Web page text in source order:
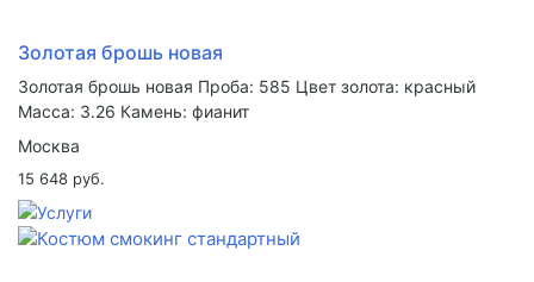
Золотая брошь новая
Золотая брошь новая Проба: 585 Цвет золота: красный
Масса: 3.26 Камень: фианит
Москва
15 648 руб.